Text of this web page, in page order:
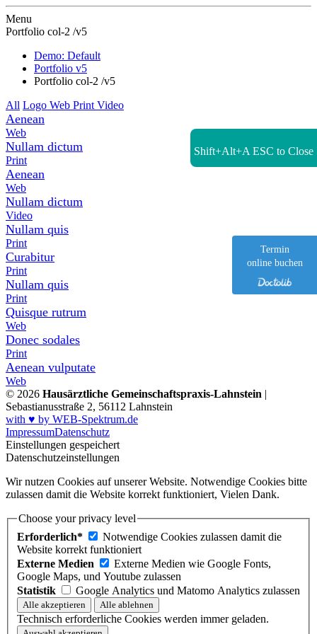
Termin
online buchen
Zur Startseite
Menu
Portfolio col-2 /v5
Demo: Default
Portfolio v5
Portfolio col-2 /v5
All Logo Web Print Video
Aenean
Web
Nullam dictum
Print
Aenean
Web
Nullam dictum
Video
Nullam quis
Print
Curabitur
Print
Nullam quis
Print
Quisque rutrum
Web
Donec sodales
Print
Aenean vulputate
Web
© 2026 Hausärztliche Gemeinschaftspraxis-Lahnstein |
Sebastianusstraße 2, 56112 Lahnstein
with ♥ by WEB-Spektrum.de
ImpressumDatenschutz
Einstellungen gespeichert
Datenschutzeinstellungen
Wir nutzen Cookies auf unserer Website. Notwendige Cookies bitte
zulassen damit die Website korrekt funktioniert, Vielen Dank.
Choose your privacy level
Erforderlich*
Notwendige Cookies zulassen damit die
Website korrekt funktioniert
Externe Medien
Externe Medien wie Google Fonts,
Google Maps, und Youtube zulassen
Statistik
Google Analytics und Matomo Analytics zulassen
Technisch erforderliche Cookies werden immer geladen.
Shift+Alt+A ESC to Close